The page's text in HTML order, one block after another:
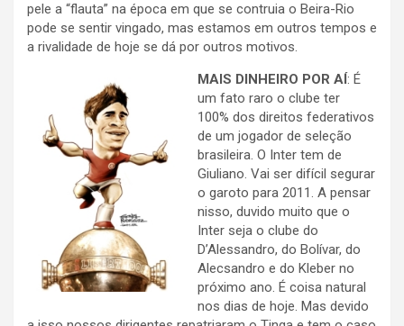
pele a “flauta” na época em que se contruia o Beira-Rio
pode se sentir vingado, mas estamos em outros tempos e
a rivalidade de hoje se dá por outros motivos.
MAIS DINHEIRO POR AÍ: É
um fato raro o clube ter
100% dos direitos federativos
de um jogador de seleção
brasileira. O Inter tem de
Giuliano. Vai ser difícil segurar
o garoto para 2011. A pensar
nisso, duvido muito que o
Inter seja o clube do
D’Alessandro, do Bolívar, do
Alecsandro e do Kleber no
próximo ano. É coisa natural
nos dias de hoje. Mas devido